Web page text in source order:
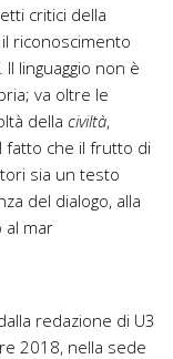
critici della
riconoscimento
linguaggio non è
va oltre le
della civiltà,
fatto che il frutto di
sia un testo
del dialogo, alla
al mar
redazione di U3
2018, nella sede